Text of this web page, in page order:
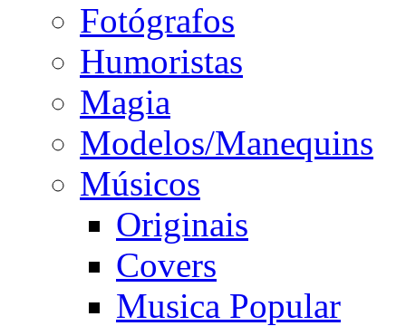
Fotógrafos
Humoristas
Magia
Modelos/Manequins
Músicos
Originais
Covers
Musica Popular